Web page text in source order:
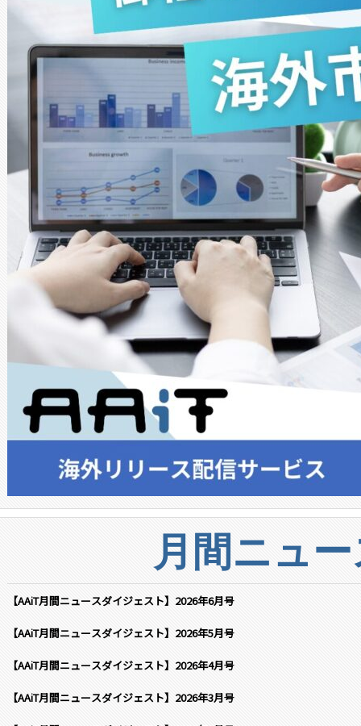
月間ニュ
【AAiT月間ニュースダイジェスト】2026年6月号
【AAiT月間ニュースダイジェスト】2026年5月号
【AAiT月間ニュースダイジェスト】2026年4月号
【AAiT月間ニュースダイジェスト】2026年3月号